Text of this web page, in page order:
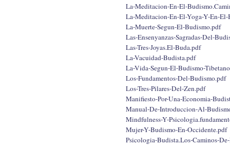
La-Meditacion-En-El-
La-Meditacion-En-El-Yoga-Y-En-
La-Muerte-Segun-El-Budismo.pdf
Las-Ensenyanzas-Sagradas-Del-
Las-Tres-Joyas.El-Buda.pdf
La-Vacuidad-Budista.pdf
La-Vida-Segun-El-Budismo-
Los-Fundamentos-Del-Budismo.pdf
Los-Tres-Pilares-Del-Zen.pdf
Manifiesto-Por-Una-Economia-
Manual-De-Introduccion-Al-
Mindfulness-Y-
Mujer-Y-Budismo-En-Occidente.pdf
Psicologia-Budista.Los-Caminos-